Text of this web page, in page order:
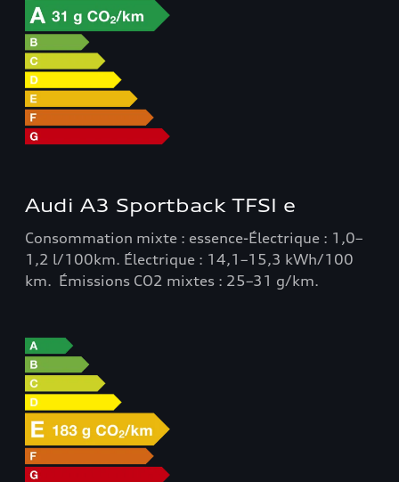
Audi A3 Sportback TFSI e
Consommation mixte : essence-Électrique : 1,0–
1,2 l/100km. Électrique : 14,1–15,3 kWh/100
km. Émissions CO2 mixtes : 25–31 g/km.